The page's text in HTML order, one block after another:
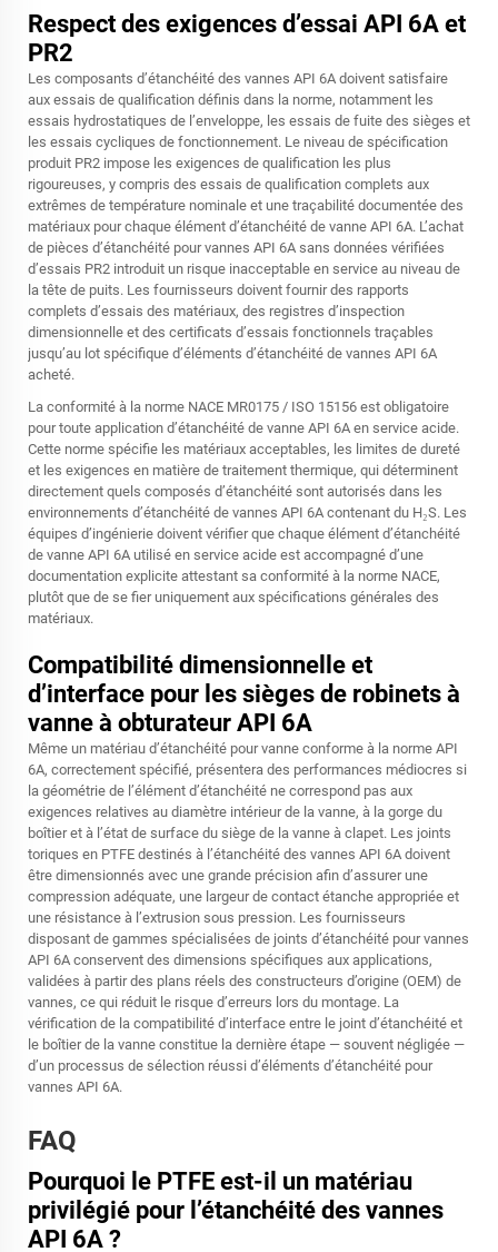
Respect des exigences d’essai API 6A et
PR2
Les composants d’étanchéité des vannes API 6A doivent satisfaire
aux essais de qualification définis dans la norme, notamment les
essais hydrostatiques de l’enveloppe, les essais de fuite des sièges et
les essais cycliques de fonctionnement. Le niveau de spécification
produit PR2 impose les exigences de qualification les plus
rigoureuses, y compris des essais de qualification complets aux
extrêmes de température nominale et une traçabilité documentée des
matériaux pour chaque élément d’étanchéité de vanne API 6A. L’achat
de pièces d’étanchéité pour vannes API 6A sans données vérifiées
d’essais PR2 introduit un risque inacceptable en service au niveau de
la tête de puits. Les fournisseurs doivent fournir des rapports
complets d’essais des matériaux, des registres d’inspection
dimensionnelle et des certificats d’essais fonctionnels traçables
jusqu’au lot spécifique d’éléments d’étanchéité de vannes API 6A
acheté.
La conformité à la norme NACE MR0175 / ISO 15156 est obligatoire
pour toute application d’étanchéité de vanne API 6A en service acide.
Cette norme spécifie les matériaux acceptables, les limites de dureté
et les exigences en matière de traitement thermique, qui déterminent
directement quels composés d’étanchéité sont autorisés dans les
environnements d’étanchéité de vannes API 6A contenant du H₂S. Les
équipes d’ingénierie doivent vérifier que chaque élément d’étanchéité
de vanne API 6A utilisé en service acide est accompagné d’une
documentation explicite attestant sa conformité à la norme NACE,
plutôt que de se fier uniquement aux spécifications générales des
matériaux.
Compatibilité dimensionnelle et
d’interface pour les sièges de robinets à
vanne à obturateur API 6A
Même un matériau d’étanchéité pour vanne conforme à la norme API
6A, correctement spécifié, présentera des performances médiocres si
la géométrie de l’élément d’étanchéité ne correspond pas aux
exigences relatives au diamètre intérieur de la vanne, à la gorge du
boîtier et à l’état de surface du siège de la vanne à clapet. Les joints
toriques en PTFE destinés à l’étanchéité des vannes API 6A doivent
être dimensionnés avec une grande précision afin d’assurer une
compression adéquate, une largeur de contact étanche appropriée et
une résistance à l’extrusion sous pression. Les fournisseurs
disposant de gammes spécialisées de joints d’étanchéité pour vannes
API 6A conservent des dimensions spécifiques aux applications,
validées à partir des plans réels des constructeurs d’origine (OEM) de
vannes, ce qui réduit le risque d’erreurs lors du montage. La
vérification de la compatibilité d’interface entre le joint d’étanchéité et
le boîtier de la vanne constitue la dernière étape — souvent négligée —
d’un processus de sélection réussi d’éléments d’étanchéité pour
vannes API 6A.
FAQ
Pourquoi le PTFE est-il un matériau
privilégié pour l’étanchéité des vannes
API 6A ?